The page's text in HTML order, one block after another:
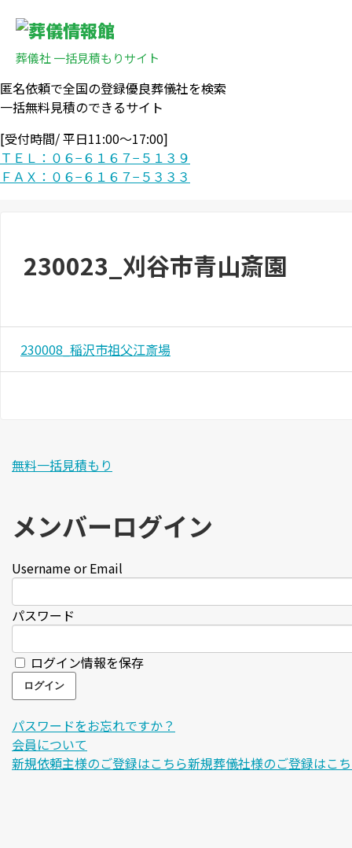
葬儀社 一括見積もりサイト
匿名依頼で全国の登録優良葬儀社を検索
一括無料見積のできるサイト
[受付時間/ 平日11:00〜17:00]
ＴＥＬ：０６−６１６７−５１３９
ＦＡＸ：０６−６１６７−５３３３
230023_刈谷市青山斎園
230008_稲沢市祖父江斎場
無料一括見積もり
メンバーログイン
Username or Email
パスワード
ログイン情報を保存
パスワードをお忘れですか？
会員について
新規依頼主様のご登録はこちら新規葬儀社様のご登録はこ